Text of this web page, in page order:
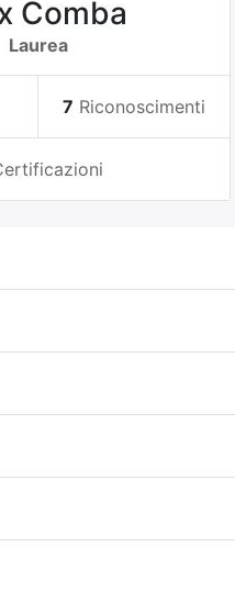
Comba
Laurea
7 Riconoscimenti